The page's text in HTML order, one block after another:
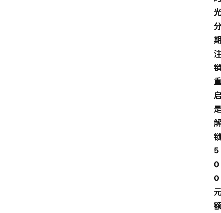
光
分
期
注
销
重
启
是
解
锁
5
0
0
元
额